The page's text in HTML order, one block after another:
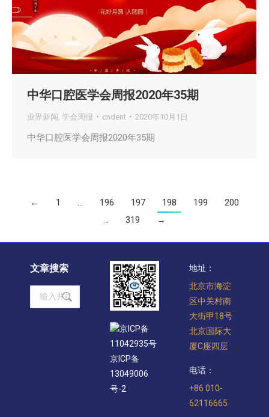
中华口腔医学会周报2020年35期
业界新闻 学会周报 cndent 2020年10月1日
中华口腔医学会周报2020年35期
← 1 … 196 197 198 199
200
…
319 →
文章搜索
Search:
京ICP备
11042935号
京ICP备
13049006
号-2
地址：
北京市海淀
区中关村南
大街甲18号
北京国际大
厦C座四层
电话：
+86 010-
62116665